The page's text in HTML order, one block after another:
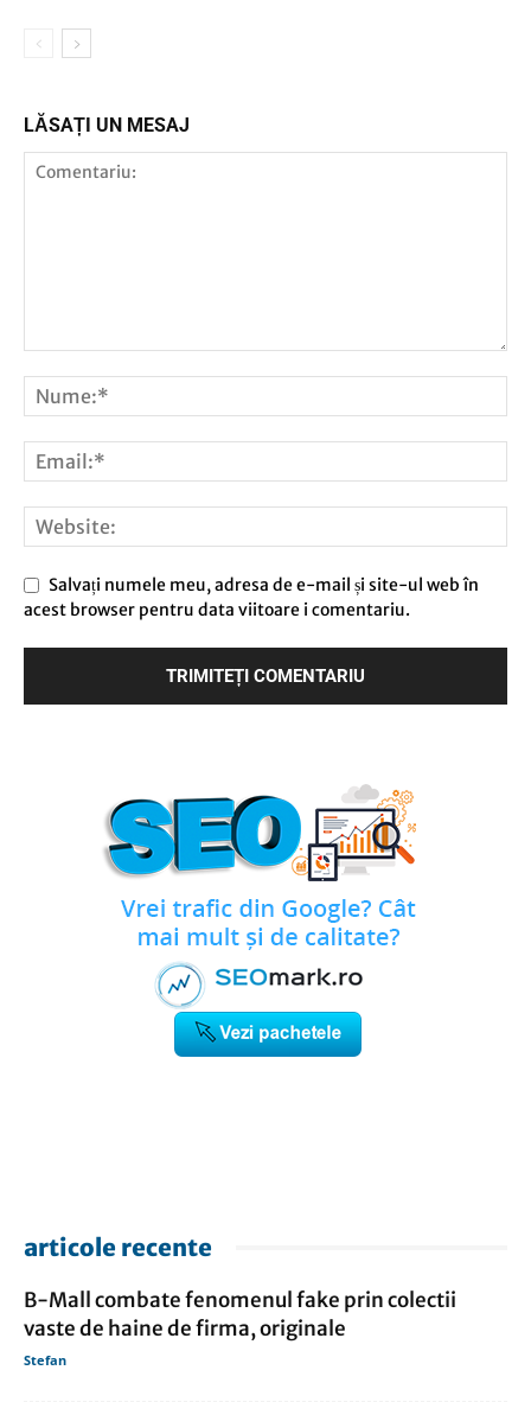
LĂSAȚI UN MESAJ
Salvați numele meu, adresa de e-mail și site-ul web în
acest browser pentru data viitoare i comentariu.
articole recente
B-Mall combate fenomenul fake prin colectii
vaste de haine de firma, originale
Stefan